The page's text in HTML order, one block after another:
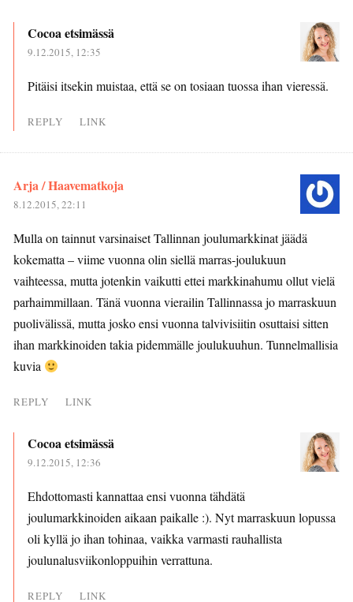
Cocoa etsimässä
9.12.2015, 12:35
Pitäisi itsekin muistaa, että se on tosiaan tuossa ihan vieressä.
REPLY LINK
Arja / Haavematkoja
8.12.2015, 22:11
Mulla on tainnut varsinaiset Tallinnan joulumarkkinat jäädä
kokematta – viime vuonna olin siellä marras-joulukuun
vaihteessa, mutta jotenkin vaikutti ettei markkinahumu ollut vielä
parhaimmillaan. Tänä vuonna vierailin Tallinnassa jo marraskuun
puolivälissä, mutta josko ensi vuonna talvivisiitin osuttaisi sitten
ihan markkinoiden takia pidemmälle joulukuuhun. Tunnelmallisia
kuvia
REPLY LINK
Cocoa etsimässä
9.12.2015, 12:36
Ehdottomasti kannattaa ensi vuonna tähdätä
joulumarkkinoiden aikaan paikalle :). Nyt marraskuun lopussa
oli kyllä jo ihan tohinaa, vaikka varmasti rauhallista
joulunalusviikonloppuihin verrattuna.
REPLY LINK